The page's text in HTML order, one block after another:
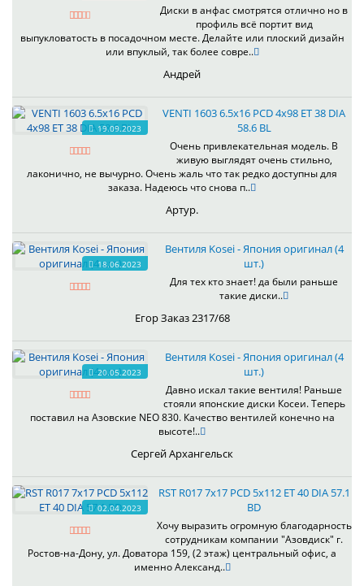
Диски в анфас смотрятся отлично но в
профиль всё портит вид
выпукловатость в посадочном месте. Делайте или плоский дизайн
или впуклый, так более совре..
Андрей
19.09.2023
VENTI 1603 6.5x16 PCD 4x98 ET 38 DIA
58.6 BL
Очень привлекательная модель. В
живую выглядят очень стильно,
лаконично, не вычурно. Очень жаль что так редко доступны для
заказа. Надеюсь что снова п..
Артур.
18.06.2023
Вентиля Kosei - Япония оригинал (4
шт.)
Для тех кто знает! да были раньше
такие диски..
Егор Заказ 2317/68
20.05.2023
Вентиля Kosei - Япония оригинал (4
шт.)
Давно искал такие вентиля! Раньше
стояли японские диски Косеи. Теперь
поставил на Азовские NEO 830. Качество вентилей конечно на
высоте!..
Сергей Архангельск
02.04.2023
RST R017 7x17 PCD 5x112 ET 40 DIA 57.1
BD
Хочу выразить огромную благодарность
сотрудникам компании "Азовдиск" г.
Ростов-на-Дону, ул. Доватора 159, (2 этаж) центральный офис, а
именно Александ..